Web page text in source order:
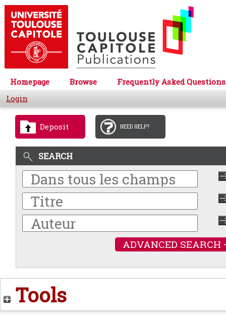
Homepage Browse
Frequently Asked Questions
Login
Deposit NEED HELP?
SEARCH
ADVANCED SEARCH
Tools